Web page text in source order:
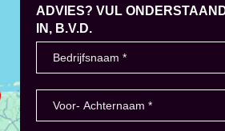
ADVIES? VUL
IN, B.V.D.